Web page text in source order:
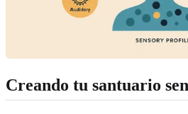
Creando tu santuario